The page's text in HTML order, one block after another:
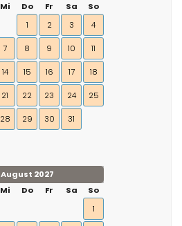
Mi Do Fr Sa
So
1
2 3 4
7 8 9 10 11
14 15 16 17 18
21 22 23 24 25
28 29 30 31
August 2027
Mi Do Fr Sa
So
1